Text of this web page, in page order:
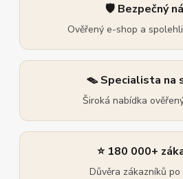
🛡️ Bezpečný
Ověřený e-shop a
🪤 Specialista na
Široká nabídka
⭐ 180 000+
Důvěra zákazníků po